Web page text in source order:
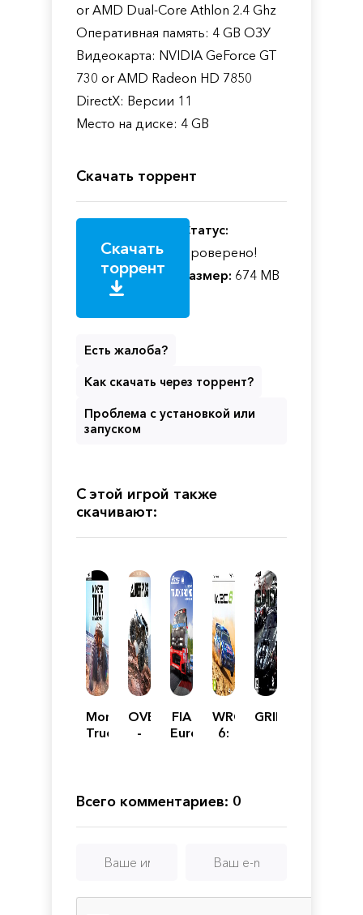
or AMD Dual-Core Athlon 2.4 Ghz
Оперативная память: 4 GB ОЗУ
Видеокарта: NVIDIA GeForce GT
730 or AMD Radeon HD 7850
DirectX: Версии 11
Место на диске: 4 GB
Скачать торрент
Скачать
торрент
Статус:
Проверено!
Размер: 674 MB
Есть жалоба?
Как скачать через торрент?
Проблема с установкой или
запуском
С этой игрой также
скачивают:
Monster
Truck
OVERPASS
-
FIA
European
WRC
6:
Championship
GRID
Всего комментариев: 0